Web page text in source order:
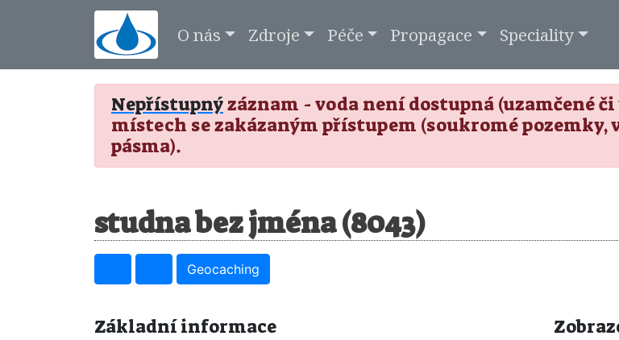
O nás Zdroje Péče Propagace Speciality
Nepřístupnýzáznam - voda není dostupná (uzamčené
místech se zakázaným přístupem (soukromé pozemky,
pásma).
studna bez jména (8043)
Geocaching
Základní informace